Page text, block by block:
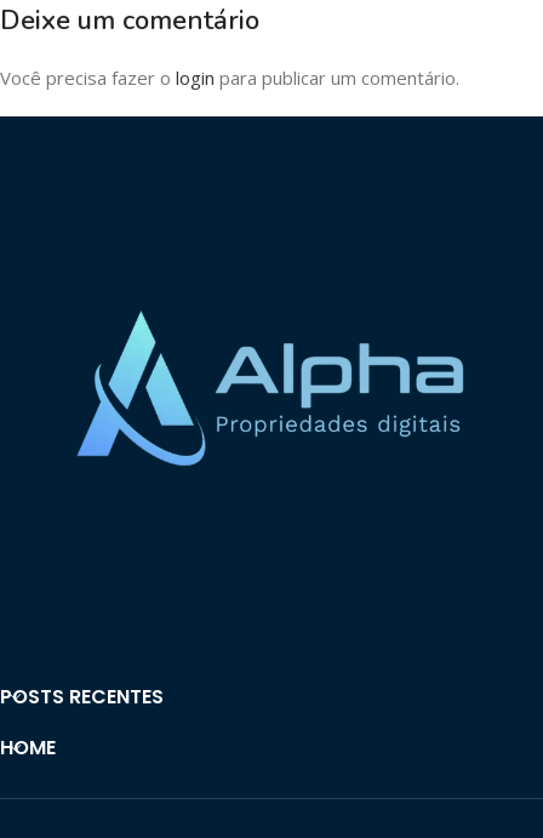
Deixe um comentário
Você precisa fazer o login para publicar um comentário.
POSTS RECENTES
HOME